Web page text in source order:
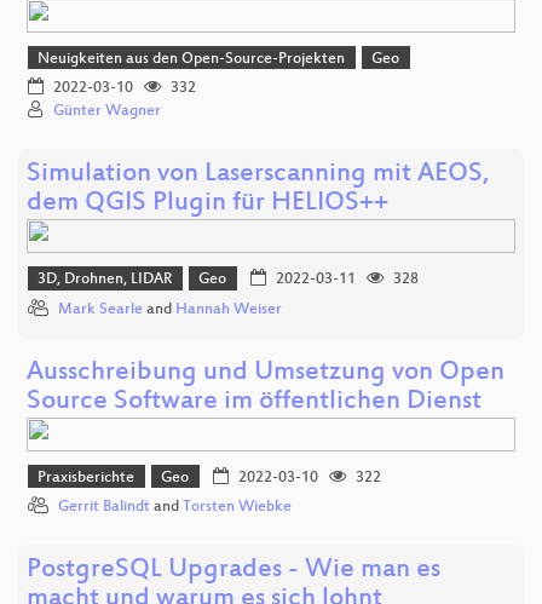
Neuigkeiten aus den Open-Source-Projekten
Geo
2022-03-10
332
Günter Wagner
Simulation von Laserscanning mit AEOS,
dem QGIS Plugin für HELIOS++
3D, Drohnen, LIDAR Geo 2022-03-11
328
Mark Searle and Hannah Weiser
Ausschreibung und Umsetzung von Open
Source Software im öffentlichen Dienst
Praxisberichte Geo 2022-03-10
322
Gerrit Balindt and Torsten Wiebke
PostgreSQL Upgrades - Wie man es